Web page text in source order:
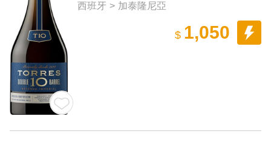
西班牙 > 加泰隆尼亞
$ 1,050